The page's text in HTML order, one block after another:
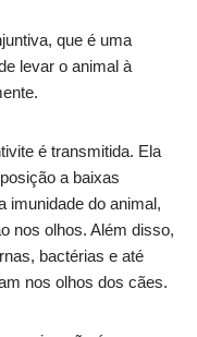
que é uma
levar o animal à
é transmitida. Ela
a baixas
imunidade do animal,
nos olhos. Além disso,
bactérias e até
nos olhos dos cães.